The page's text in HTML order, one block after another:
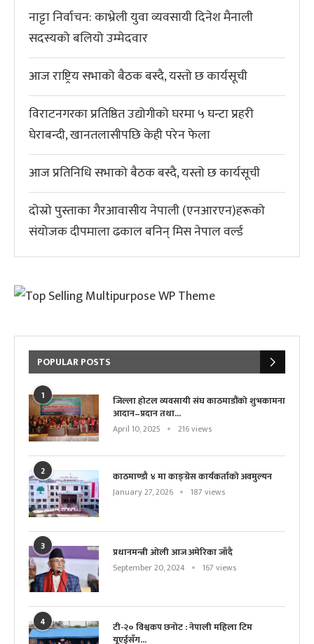
नाट्टा निर्वाचन: काभ्रेली युवा व्यवसायी दिनेश मैनाली
सदस्यको बलियो उम्मेदवार
आज राष्ट्रिय सभाको बैठक बस्दै, यस्तो छ कार्यसूची
विराटनगरका प्रतिष्ठित उद्योगीको घरमा ५ घन्टा प्रहरी
घेराबन्दी, खानतलासीपछि केही परेन फेला
आज प्रतिनिधि सभाको बैठक बस्दै, यस्तो छ कार्यसूची
दोस्रो पुस्ताका गैरआवासीय नेपाली (एनआरएन)हरूको
संयोजक दीपमाला ढकाल बनिन् मिस नेपाल वर्ल्ड
POPULAR POSTS
1
जिल्ला होटल व्यवसायी संघ काठमाडौंको शुभकामना
आदान–प्रदान तथा...
April 10, 2025 216 views
2 काठमाण्डौ ४ मा काङ्ग्रेस कार्यकर्ताको अवमुल्यन
January 27, 2026 187 views
3 प्रधानमन्त्री ओली आज अमेरिका जाँदै
September 20, 2024 167 views
4
टी-२० विश्वकप छनोट : नेपाली महिला टिम
यूएईसँग...